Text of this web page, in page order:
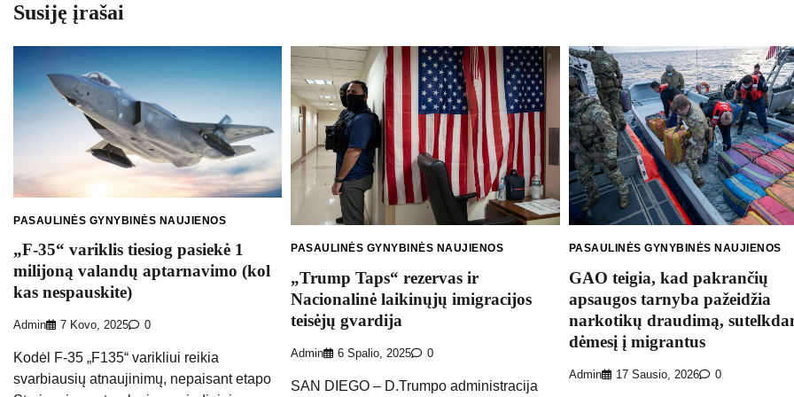
Susiję įrašai
PASAULINĖS GYNYBINĖS NAUJIENOS
„F-35“ variklis tiesiog pasiekė 1
milijoną valandų aptarnavimo (kol
kas nespauskite)
Admin 7 Kovo, 2025 0
Kodėl F-35 „F135“ varikliui reikia
svarbiausių atnaujinimų, nepaisant etapo
PASAULINĖS GYNYBINĖS NAUJIENOS
„Trump Taps“ rezervas ir
Nacionalinė laikinųjų imigracijos
teisėjų gvardija
Admin 6 Spalio, 2025 0
SAN DIEGO – D.Trumpo administracija
PASAULINĖS GYNYBINĖS NAUJIENOS
GAO teigia, kad pakrančių
apsaugos tarnyba pažeidžia
narkotikų draudimą,
dėmesį į migrantus
Admin 17 Sausio, 2026 0